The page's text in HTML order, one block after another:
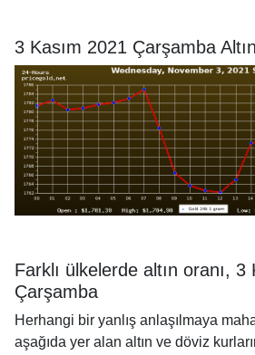
3 Kasım 2021 Çarşamba
Farklı ülkelerde altın oranı, 3
Çarşamba
Herhangi bir yanlış anlaşılmaya
aşağıda yer alan altın ve döviz